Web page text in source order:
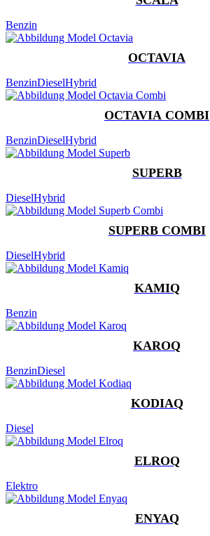
Benzin
OCTAVIA
BenzinDieselHybrid
OCTAVIA COMBI
BenzinDieselHybrid
SUPERB
DieselHybrid
SUPERB COMBI
DieselHybrid
KAMIQ
Benzin
KAROQ
BenzinDiesel
KODIAQ
Diesel
ELROQ
Elektro
ENYAQ